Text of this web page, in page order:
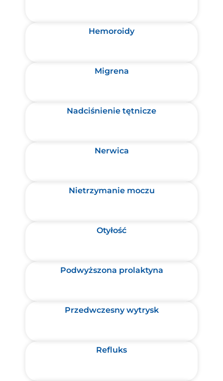
Hemoroidy
Migrena
Nadciśnienie tętnicze
Nerwica
Nietrzymanie moczu
Otyłość
Podwyższona prolaktyna
Przedwczesny wytrysk
Refluks